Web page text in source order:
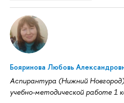
Бояринова Любовь
Аспирантура (Нижний
учебно-методической работе 1